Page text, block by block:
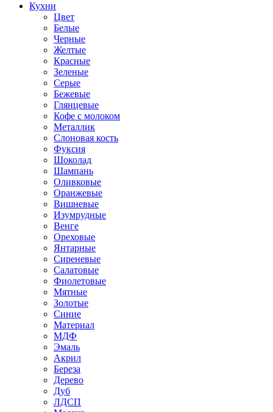
Кухни
Цвет
Белые
Черные
Желтые
Красные
Зеленые
Серые
Бежевые
Глянцевые
Кофе с молоком
Металлик
Слоновая кость
Фуксия
Шоколад
Шампань
Оливковые
Оранжевые
Вишневые
Изумрудные
Венге
Ореховые
Янтарные
Сиреневые
Салатовые
Фиолетовые
Мятные
Золотые
Синие
Материал
МДФ
Эмаль
Акрил
Береза
Дерево
Дуб
ЛДСП